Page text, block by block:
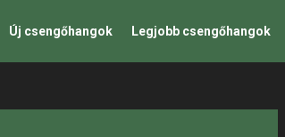
Új csengőhangok Legjobb csengőhangok